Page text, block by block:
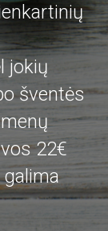
jokių
šventės
22€